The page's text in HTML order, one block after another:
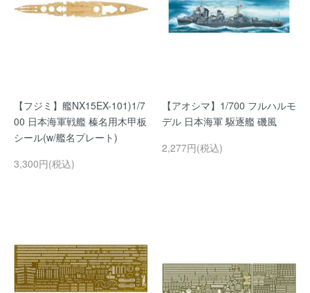
【フジミ】艦NX15EX-101)1/7
00 日本海軍戦艦 榛名用木甲板
シール(w/艦名プレート)
3,300円(税込)
【アオシマ】1/700 フルハルモ
デル 日本海軍 駆逐艦 磯風
2,277円(税込)